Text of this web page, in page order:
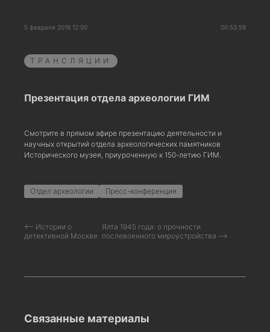
5 февраля 2019 12:00 00:53:59
ТРАНСЛЯЦИИ
Презентация отдела археологии ГИМ
Смотрите в прямом эфире презентацию деятельности и
научных открытий отдела археологических памятников
Исторического музея, приуроченную к 150-летию ГИМ.
Отдел археологии Пресс-конференция
⟵ Истории о
детективной Москве
Ялта 1945 года: о прочности
послевоенного мироустройства ⟶
Связанные материалы